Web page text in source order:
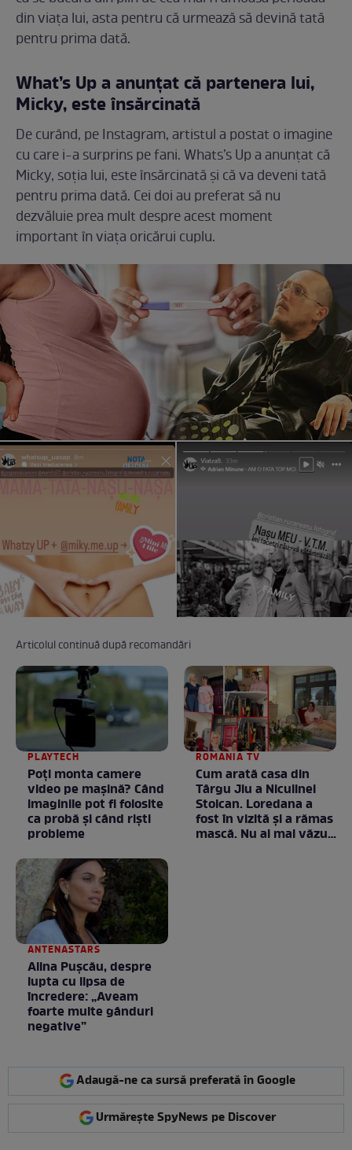
din viața lui, asta pentru că urmează să devină tată
pentru prima dată.
What’s Up a anunțat că partenera lui,
Micky, este însărcinată
De curând, pe Instagram, artistul a postat o imagine
cu care i-a surprins pe fani. Whats’s Up a anunțat că
Micky, soția lui, este însărcinată și că va deveni tată
pentru prima dată. Cei doi au preferat să nu
dezvăluie prea mult despre acest moment
important în viața oricărui cuplu.
Articolul continuă după recomandări
PLAYTECH
Poți monta camere
video pe mașină? Când
imaginile pot fi folosite
ca probă și când riști
probleme
ROMANIA TV
Cum arată casa din
Târgu Jiu a Niculinei
Stoican. Loredana a
fost în vizită și a rămas
mască. Nu ai mai văzut
ANTENASTARS
Alina Pușcău, despre
lupta cu lipsa de
încredere: „Aveam
foarte multe gânduri
negative”
Adaugă-ne ca sursă preferată în Google
Urmărește SpyNews pe Discover